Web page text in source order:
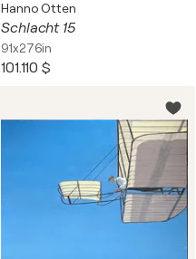
Hanno Otten
Schlacht 15
91x276in
101.110 $